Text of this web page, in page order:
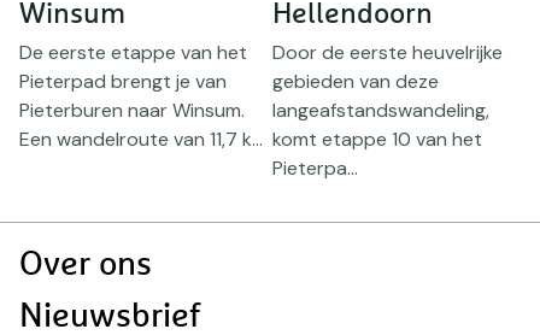
Winsum
De eerste etappe van het
Pieterpad brengt je van
Pieterburen naar Winsum.
Een wandelroute van 11,7 k...
Hellendoorn
Door de eerste heuvelrijke
gebieden van deze
langeafstandswandeling,
komt etappe 10 van het
Pieterpa...
Doormat
Over ons
Nieuwsbrief